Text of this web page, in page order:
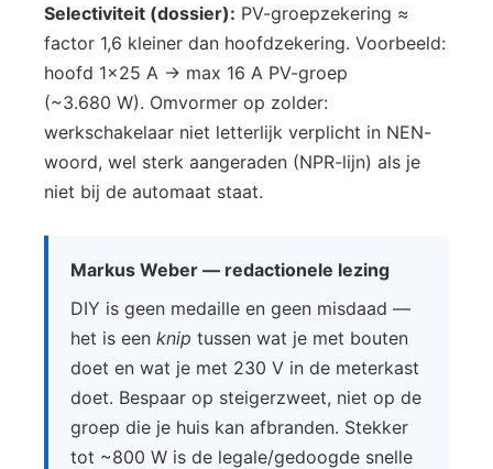
Selectiviteit (dossier): PV-groepzekering ≈
factor 1,6 kleiner dan hoofdzekering. Voorbeeld:
hoofd 1×25 A → max 16 A PV-groep
(~3.680 W). Omvormer op zolder:
werkschakelaar niet letterlijk verplicht in NEN-
woord, wel sterk aangeraden (NPR-lijn) als je
niet bij de automaat staat.
Markus Weber — redactionele lezing
DIY is geen medaille en geen misdaad —
het is een knip tussen wat je met bouten
doet en wat je met 230 V in de meterkast
doet. Bespaar op steigerzweet, niet op de
groep die je huis kan afbranden. Stekker
tot ~800 W is de legale/gedoogde snelle